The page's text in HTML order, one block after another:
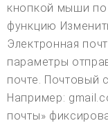
кнопкой мыши
функцию
Электронная
параметры
почте. Почтовый
Например:
почты»